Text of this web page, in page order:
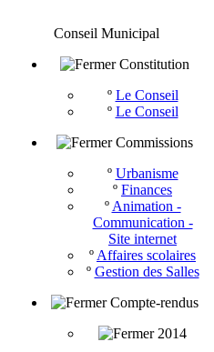
Conseil Municipal
Constitution
º Le Conseil
º Le Conseil
Commissions
º Urbanisme
º Finances
º Animation -
Communication -
Site internet
º Affaires scolaires
º Gestion des Salles
Compte-rendus
2014